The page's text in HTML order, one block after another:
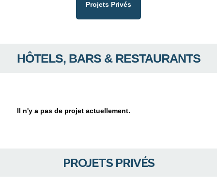
Projets Privés
HÔTELS, BARS & RESTAURANTS
Il n'y a pas de projet actuellement.
PROJETS PRIVÉS